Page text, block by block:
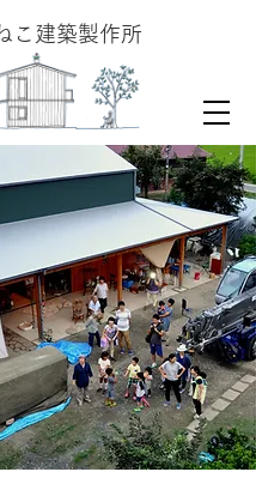
こ建築製作所